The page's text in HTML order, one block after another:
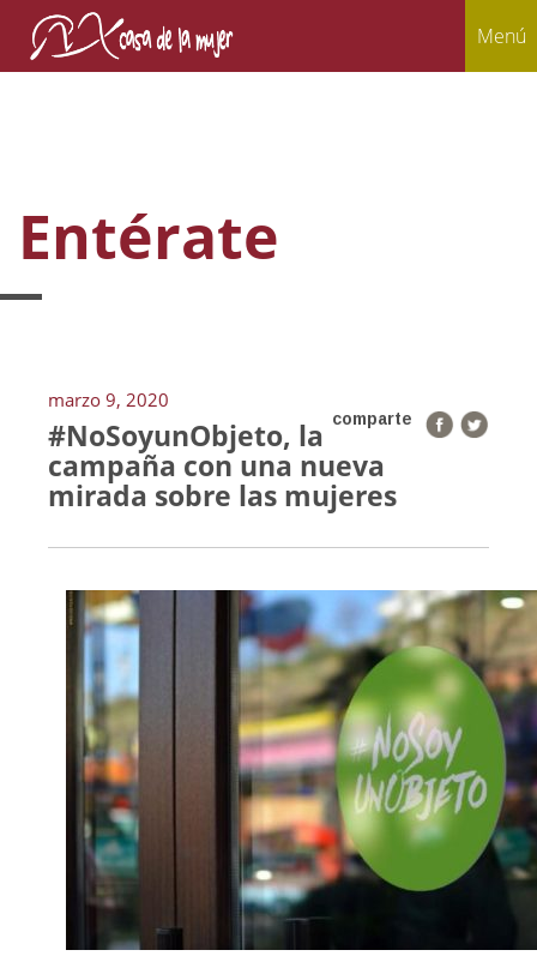
Menú
Entérate
marzo 9, 2020
comparte
#NoSoyunObjeto, la
campaña con una nueva
mirada sobre las mujeres